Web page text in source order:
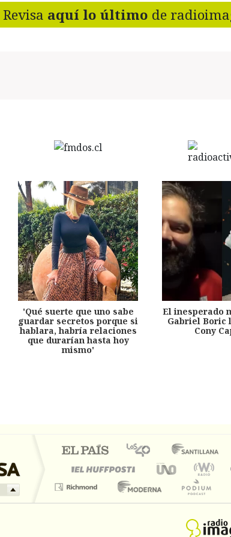
Revisa aquí lo último de
'Qué suerte que uno sabe
guardar secretos porque si
hablara, habría relaciones
que durarían hasta hoy
mismo'
El inesperado
Gabriel Boric
Cony